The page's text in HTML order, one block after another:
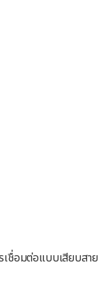
ชื่อมต่อแบบเสียบสาย